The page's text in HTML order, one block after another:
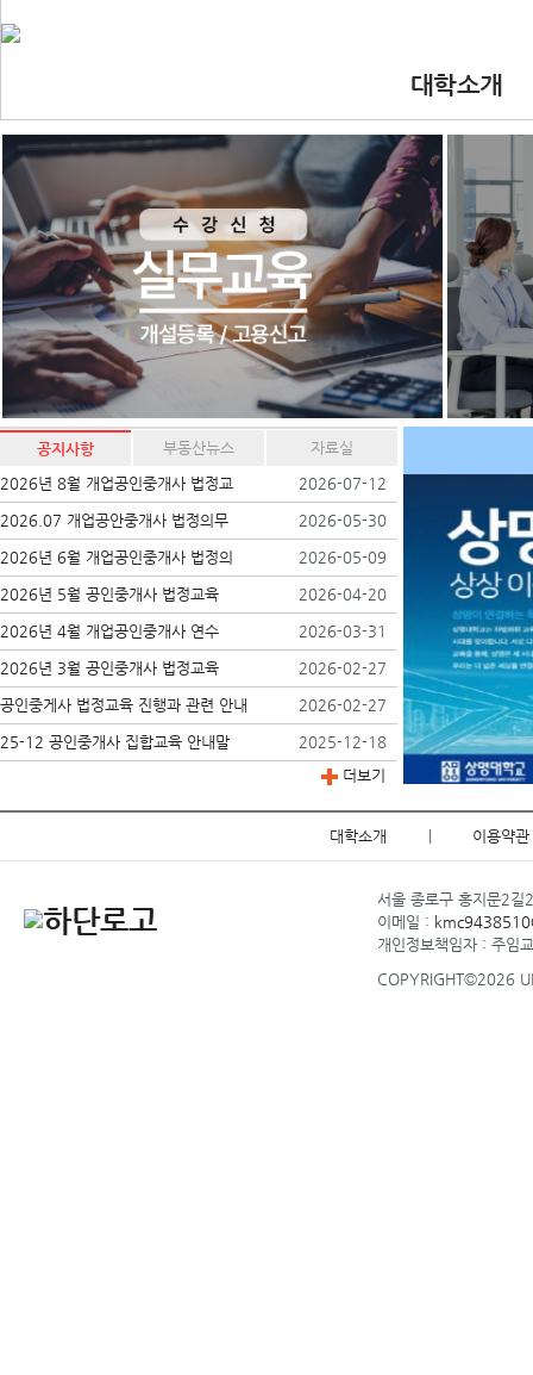
대학소개
•인사말
•찾아오시는길
•교수진
공지사항 부동산뉴스
자료실
2026년 8월 개업공인중개사 법정교
2026-07-12
2026.07 개업공안중개사 법정의무 2026-05-30
2026년 6월 개업공인중개사 법정의 2026-05-09
2026년 5월 공인중개사 법정교육 2026-04-20
2026년 4월 개업공인중개사 연수 2026-03-31
2026년 3월 공인중개사 법정교육 2026-02-27
공인중게사 법정교육 진행과 관련 안내 2026-02-27
25-12 공인중개사 집합교육 안내말
2025-12-18
더보기
대학소개 이용약관
서울 종로구 홍지문
이메일 :
개인정보책임자 : 주
COPYRIGHT©2026